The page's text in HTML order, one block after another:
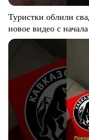
Туристки облили
новое видео с